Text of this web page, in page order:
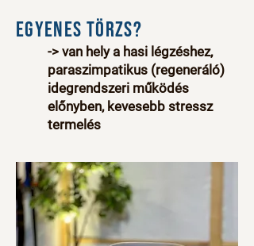
Egyenes törzs?
-> van hely a hasi légzéshez,
paraszimpatikus (regeneráló)
idegrendszeri működés
előnyben, kevesebb stressz
termelés​​